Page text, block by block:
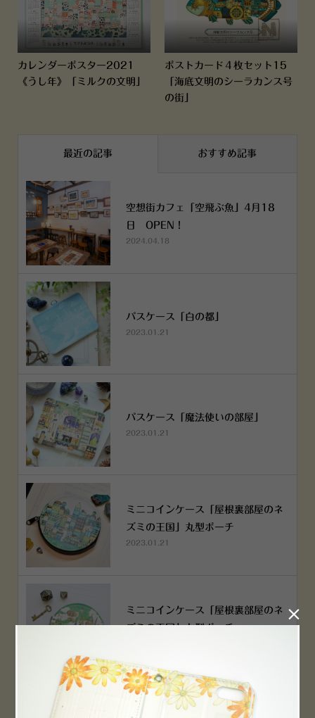
カレンダーポスター2021
《うし年》「ミルクの文明」
ポストカード４枚セット15
「海底文明のシーラカンス号
の街」
最近の記事 おすすめ記事
空想街カフェ「空飛ぶ魚」4月18
日 OPEN！
2024.04.18
パスケース「白の都」
2023.01.21
パスケース「魔法使いの部屋」
2023.01.21
ミニコインケース「屋根裏部屋のネ
ズミの王国」丸型ポーチ
2023.01.21
ミニコインケース「屋根裏部屋のネ
ズミの王国」丸型ポーチ
横浜赤レンガ倉庫店 12月6日 O
